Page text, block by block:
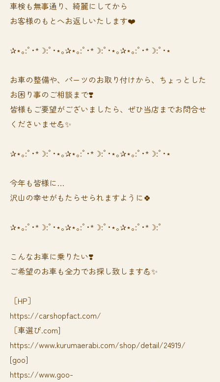
車検も無事通り、綺麗にしてから
お客様のもとへお返しいたします❤️
✰⋆｡:ﾟ･*☽:ﾟ･⋆｡✰⋆｡:ﾟ･*☽:ﾟ･⋆｡✰⋆｡:ﾟ･*☽:ﾟ･⋆
お車の整備や、パーツのお取り付けから、ちょっとした
お困り事のご相談まで❣️
皆様もご要望がございましたら、ぜひ当店までお問合せ
くださいませ💪✨
✰⋆｡:ﾟ･*☽:ﾟ･⋆｡✰⋆｡:ﾟ･*☽:ﾟ･⋆｡✰⋆｡:ﾟ･*☽:ﾟ･⋆
今年も皆様に…
沢山の幸せがもたらせられますように🍀
✰⋆｡:ﾟ･*☽:ﾟ･⋆｡✰⋆｡:ﾟ･*☽:ﾟ･⋆｡✰⋆｡:ﾟ･*☽:ﾟ
⁡⁡⁡こんなお車に乗りたい❣️
ご希望のお車も全力でお探し致します💪✨
［HP］
https://carshopfact.com/
［車選び.com]
https://www.kurumaerabi.com/shop/detail/24919/
[goo]
https://www.goo-